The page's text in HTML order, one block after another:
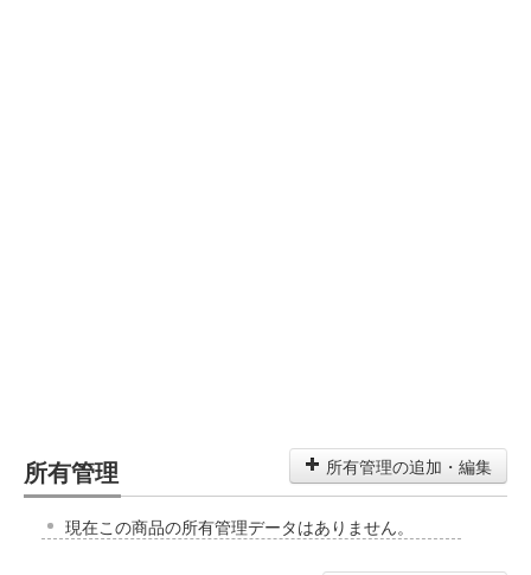
所有管理 所有管理の追加・編集
現在この商品の所有管理データはありません。